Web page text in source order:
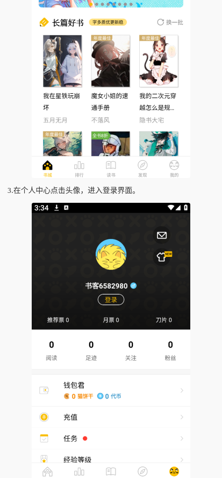
3.在个人中心点击头像，进入登录界面。